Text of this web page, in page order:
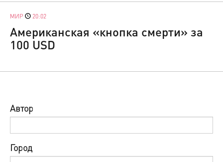
МИР 20:02
Американская «кнопка смерти» за
100 USD
Автор
Город